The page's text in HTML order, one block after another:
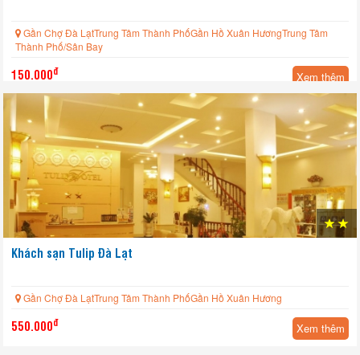
Gần Chợ Đà LạtTrung Tâm Thành PhốGần Hồ Xuân HươngTrung Tâm
Thành Phố/Sân Bay
150.000đ Xem thêm
Khách sạn Tulip Đà Lạt
Gần Chợ Đà LạtTrung Tâm Thành PhốGần Hồ Xuân Hương
550.000đ Xem thêm